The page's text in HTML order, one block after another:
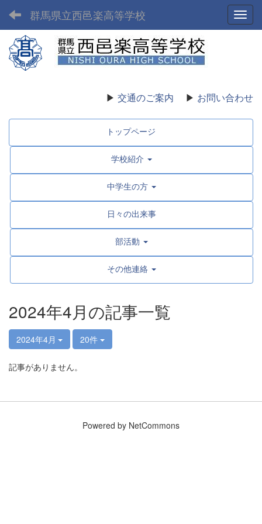
群馬県立西邑楽高等学校
▶ 交通のご案内 ▶ お問い合わせ
トップページ
学校紹介
中学生の方
日々の出来事
部活動
その他連絡
2024年4月の記事一覧
2024年4月 20件
記事がありません。
Powered by NetCommons